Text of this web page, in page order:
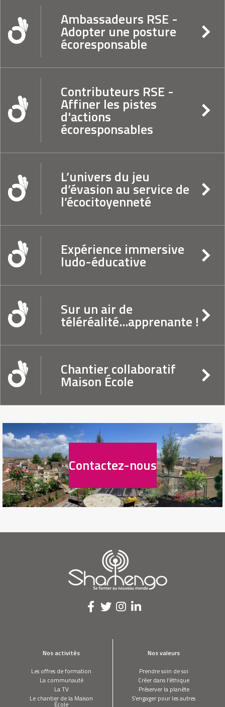
Ambassadeurs RSE -
Adopter une posture
écoresponsable
Contributeurs RSE -
Affiner les pistes
d'actions
écoresponsables
L’univers du jeu
d’évasion au service de
l’écocitoyenneté
Expérience immersive
ludo-éducative
Sur un air de
téléréalité...apprenante !
Chantier collaboratif
Maison École
Contactez-nous
CONTACT
Nos activités
Les offres de formation
La communauté
La TV
Le chantier de la Maison
École
Nos valeurs
Prendre soin de soi
Créer dans l’éthique
Préserver la planète
S’engager pour les autres